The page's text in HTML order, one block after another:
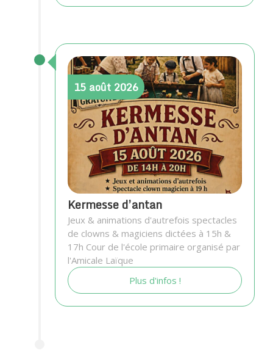
15 août 2026
Kermesse d’antan
Jeux & animations d'autrefois spectacles
de clowns & magiciens dictées à 15h &
17h Cour de l'école primaire organisé par
l'Amicale Laïque
Plus d'infos !